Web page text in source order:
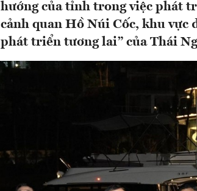
hướng của tỉnh trong việc phát
cảnh quan Hồ Núi Cốc, khu vực
phát triển tương lai” của Thái